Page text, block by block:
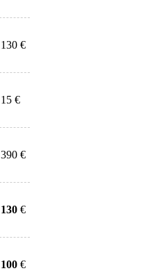
130 €
15 €
390 €
130 €
100 €